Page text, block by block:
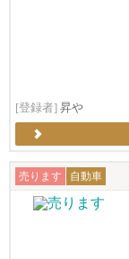
[登録者] 昇や
売ります 自動車